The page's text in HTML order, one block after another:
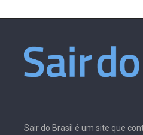
Sair do Brasil é um site que